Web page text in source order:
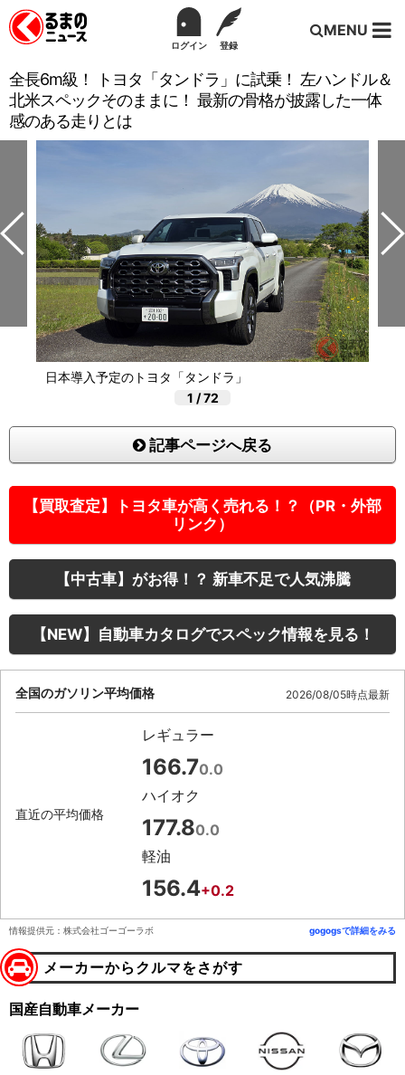
ログイン 登録
MENU
全長6m級！ トヨタ「タンドラ」に試乗！ 左ハンドル＆
北米スペックそのままに！ 最新の骨格が披露した一体
感のある走りとは
日本導入予定のトヨタ「タンドラ」
1 /72
記事ページへ戻る
【買取査定】トヨタ車が高く売れる！？（PR・外部
リンク）
【中古車】がお得！？ 新車不足で人気沸騰
【NEW】自動車カタログでスペック情報を見る！
全国のガソリン平均価格 2026/08/05時点最新
直近の平均価格
レギュラー
166.70.0
ハイオク
177.80.0
軽油
156.4+0.2
情報提供元：株式会社ゴーゴーラボ gogogsで詳細をみる
メーカーからクルマをさがす
国産自動車メーカー